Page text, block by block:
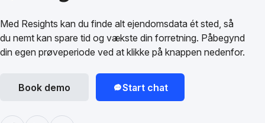
Med Resights kan du finde alt ejendomsdata ét sted, så
du nemt kan spare tid og vækste din forretning. Påbegynd
din egen prøveperiode ved at klikke på knappen nedenfor.
Book demo Start chat